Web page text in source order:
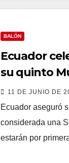
BALÓN
Ecuador
su quinto
11 DE JUNIO DE
Ecuador aseguró
considerada una
estarán por